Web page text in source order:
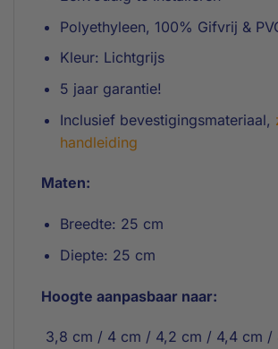
Polyethyleen, 100% Gifvrij &
Kleur: Lichtgrijs
5 jaar garantie!
Inclusief bevestigingsmateriaal,
handleiding
Maten:
Breedte: 25 cm
Diepte: 25 cm
Hoogte aanpasbaar naar:
3,8 cm / 4 cm / 4,2 cm / 4,4 cm /